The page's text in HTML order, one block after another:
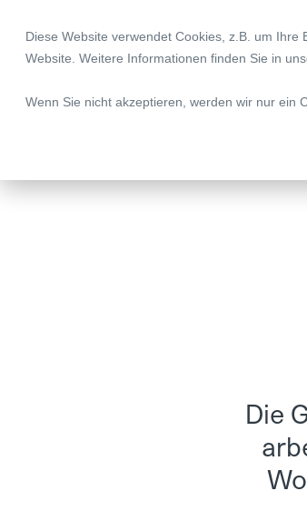
Diese Website verwendet Cookies, z.B. um
Website. Weitere Informationen finden Sie in
Wenn Sie nicht akzeptieren, werden wir nur ein
Legal |
Die